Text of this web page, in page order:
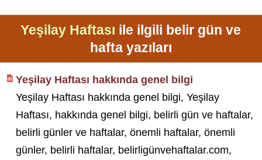
Yeşilay Haftası ile ilgili belir gün ve
hafta yazıları
Yeşilay Haftası hakkında genel bilgi
Yeşilay Haftası hakkında genel bilgi, Yeşilay
Haftası, hakkında genel bilgi, belirli gün ve haftalar,
belirli günler ve haftalar, önemli haftalar, önemli
günler, belirli haftalar, belirligünvehaftalar.com,